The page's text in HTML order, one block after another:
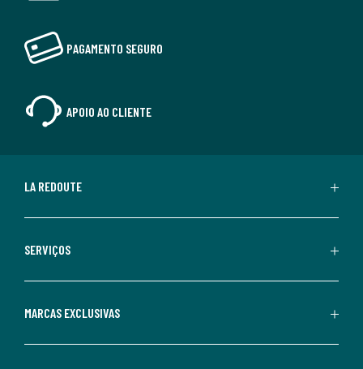
PAGAMENTO SEGURO
APOIO AO CLIENTE
LA REDOUTE
SERVIÇOS
MARCAS EXCLUSIVAS